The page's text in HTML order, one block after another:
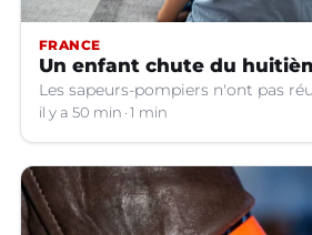
FRANCE
Un enfant chute du
Les sapeurs-pompiers n'ont pas
il y a 50 min 1 min